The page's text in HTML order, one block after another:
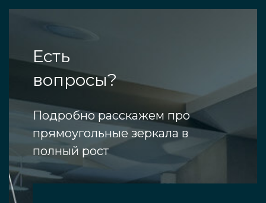
Есть
вопросы?
Подробно расскажем про
прямоугольные зеркала в
полный рост